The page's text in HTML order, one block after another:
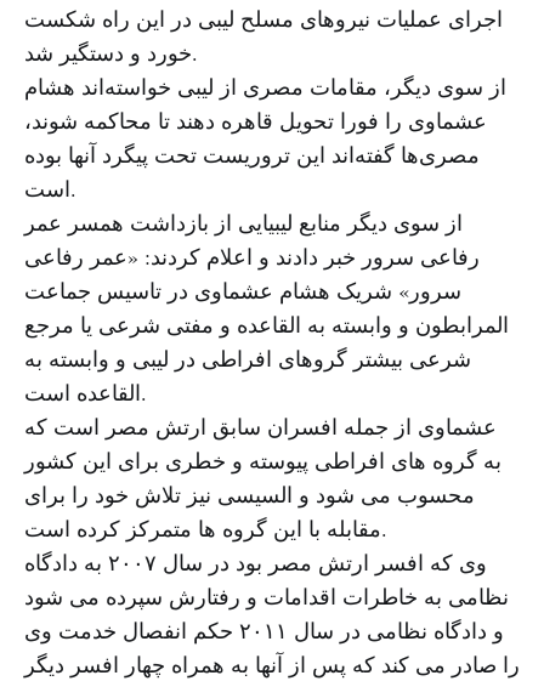
اجرای عملیات نیروهای مسلح لیبی در این راه شکست
خورد و دستگیر شد.
از سوی دیگر، مقامات مصری از لیبی خواسته‌اند هشام
عشماوی را فورا تحویل قاهره دهند تا محاکمه شوند،
مصری‌ها گفته‌اند این تروریست تحت پیگرد آنها بوده
است.
از سوی دیگر منابع لیبیایی از بازداشت همسر عمر
رفاعی سرور خبر دادند و اعلام کردند: «عمر رفاعی
سرور» شریک هشام عشماوی در تاسیس جماعت
المرابطون و وابسته به القاعده و مفتی شرعی یا مرجع
شرعی بیشتر گروهای افراطی در لیبی و وابسته به
القاعده است.
عشماوی از جمله افسران سابق ارتش مصر است که
به گروه های افراطی پیوسته و خطری برای این کشور
محسوب می شود و السیسی نیز تلاش خود را برای
مقابله با این گروه ها متمرکز کرده است.
وی که افسر ارتش مصر بود در سال ۲۰۰۷ به دادگاه
نظامی به خاطرات اقدامات و رفتارش سپرده می شود
و دادگاه نظامی در سال ۲۰۱۱ حکم انفصال خدمت وی
را صادر می کند که پس از آنها به همراه چهار افسر دیگر